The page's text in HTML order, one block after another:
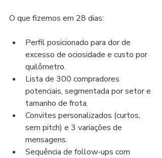
O que fizemos em 28 dias:
Perfil posicionado para dor de
excesso de ociosidade e custo por
quilômetro.
Lista de 300 compradores
potenciais, segmentada por setor e
tamanho de frota.
Convites personalizados (curtos,
sem pitch) e 3 variações de
mensagens.
Sequência de follow-ups com